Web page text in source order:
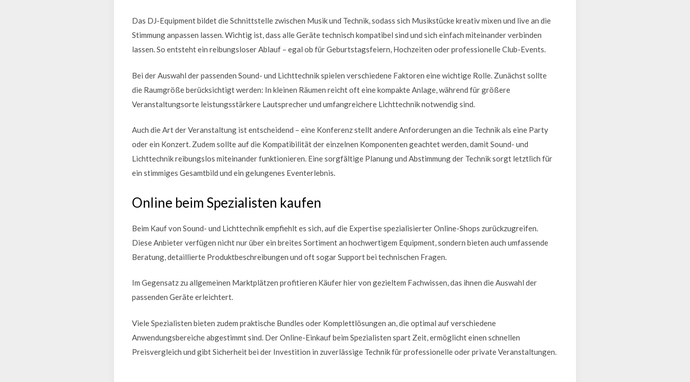
Das DJ-Equipment bildet die Schnittstelle zwischen Musik und Technik, sodass sich Musikstücke kreativ mixen und live an die
Stimmung anpassen lassen. Wichtig ist, dass alle Geräte technisch kompatibel sind und sich einfach miteinander verbinden
lassen. So entsteht ein reibungsloser Ablauf – egal ob für Geburtstagsfeiern, Hochzeiten oder professionelle Club-Events.
Bei der Auswahl der passenden Sound- und Lichttechnik spielen verschiedene Faktoren eine wichtige Rolle. Zunächst sollte
die Raumgröße berücksichtigt werden: In kleinen Räumen reicht oft eine kompakte Anlage, während für größere
Veranstaltungsorte leistungsstärkere Lautsprecher und umfangreichere Lichttechnik notwendig sind.
Auch die Art der Veranstaltung ist entscheidend – eine Konferenz stellt andere Anforderungen an die Technik als eine Party
oder ein Konzert. Zudem sollte auf die Kompatibilität der einzelnen Komponenten geachtet werden, damit Sound- und
Lichttechnik reibungslos miteinander funktionieren. Eine sorgfältige Planung und Abstimmung der Technik sorgt letztlich für
ein stimmiges Gesamtbild und ein gelungenes Eventerlebnis.
Online beim Spezialisten kaufen
Beim Kauf von Sound- und Lichttechnik empfiehlt es sich, auf die Expertise spezialisierter Online-Shops zurückzugreifen.
Diese Anbieter verfügen nicht nur über ein breites Sortiment an hochwertigem Equipment, sondern bieten auch umfassende
Beratung, detaillierte Produktbeschreibungen und oft sogar Support bei technischen Fragen.
Im Gegensatz zu allgemeinen Marktplätzen profitieren Käufer hier von gezieltem Fachwissen, das ihnen die Auswahl der
passenden Geräte erleichtert.
Viele Spezialisten bieten zudem praktische Bundles oder Komplettlösungen an, die optimal auf verschiedene
Anwendungsbereiche abgestimmt sind. Der Online-Einkauf beim Spezialisten spart Zeit, ermöglicht einen schnellen
Preisvergleich und gibt Sicherheit bei der Investition in zuverlässige Technik für professionelle oder private Veranstaltungen.